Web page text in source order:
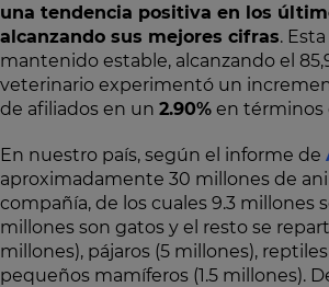
una tendencia positiva en los
alcanzando sus mejores cifras.
mantenido estable, alcanzando el
veterinario experimentó un
de afiliados en un 2.90% en términos
En nuestro país, según el informe de
aproximadamente 30 millones de
compañía, de los cuales 9.3 millones
millones son gatos y el resto se
millones), pájaros (5 millones),
pequeños mamíferos (1.5 millones).